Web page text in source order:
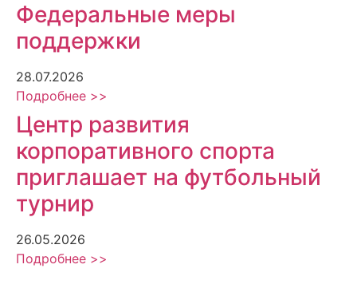
Федеральные меры
поддержки
28.07.2026
Подробнее >>
Центр развития
корпоративного спорта
приглашает на футбольный
турнир
26.05.2026
Подробнее >>